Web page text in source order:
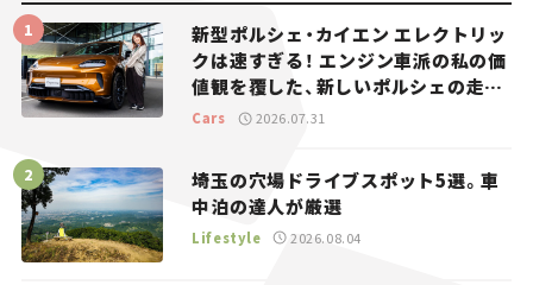
新型ポルシェ・カイエン エレクトリッ
クは速すぎる！ エンジン車派の私の価
値観を覆した、新しいポルシェの走
り。
Cars 2026.07.31
埼玉の穴場ドライブスポット5選。車
中泊の達人が厳選
Lifestyle 2026.08.04